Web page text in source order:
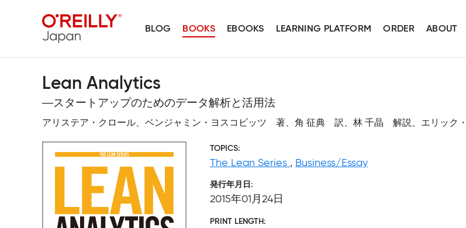
BLOG BOOKS EBOOKS LEARNING PLATFORM ORDER ABOUT
Lean Analytics
―スタートアップのためのデータ解析と活用法
アリステア・クロール、ベンジャミン・ヨスコビッツ 著、角 征典 訳、林 千晶 解説、エリック
TOPICS
The Lean Series , Business/Essay
発行年月日
2015年01月24日
PRINT LENGTH